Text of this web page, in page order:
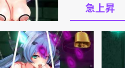
急上昇